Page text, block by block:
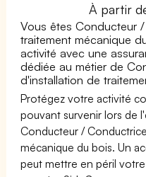
À partir
Vous êtes Conducteur
traitement mécanique
activité avec une
dédiée au métier de
d'installation de
Protégez votre activité
pouvant survenir lors de
Conducteur /
mécanique du bois. Un
peut mettre en péril